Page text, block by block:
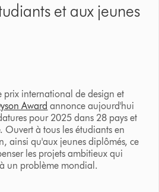
et aux jeunes
prix international de design et
Award annonce aujourd'hui
pour 2025 dans 28 pays et
Ouvert à tous les étudiants en
ainsi qu'aux jeunes diplômés, ce
les projets ambitieux qui
un problème mondial.